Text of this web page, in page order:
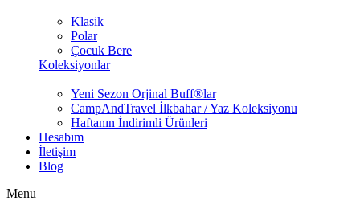
Klasik
Polar
Çocuk Bere
Koleksiyonlar
Yeni Sezon Orjinal Buff®lar
CampAndTravel İlkbahar / Yaz Koleksiyonu
Haftanın İndirimli Ürünleri
Hesabım
İletişim
Blog
Menu